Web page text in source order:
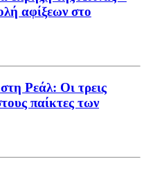
αφίξεων στο
Ρεάλ: Οι τρεις
παίκτες των